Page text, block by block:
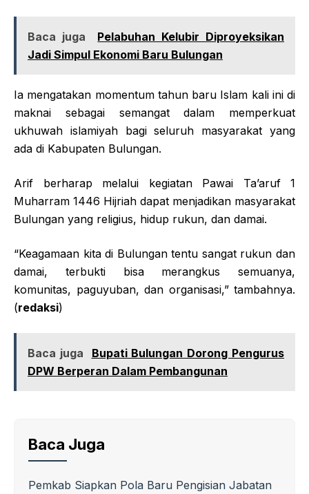
Baca juga
Pelabuhan Kelubir Diproyeksikan
Jadi Simpul Ekonomi Baru Bulungan
Ia mengatakan momentum tahun baru Islam kali ini di
maknai sebagai semangat dalam memperkuat
ukhuwah islamiyah bagi seluruh masyarakat yang
ada di Kabupaten Bulungan.
Arif berharap melalui kegiatan Pawai Ta’aruf 1
Muharram 1446 Hijriah dapat menjadikan masyarakat
Bulungan yang religius, hidup rukun, dan damai.
“Keagamaan kita di Bulungan tentu sangat rukun dan
damai, terbukti bisa merangkus semuanya,
komunitas, paguyuban, dan organisasi,” tambahnya.
(redaksi)
Baca juga
Bupati Bulungan Dorong Pengurus
DPW Berperan Dalam Pembangunan
Baca Juga
Pemkab Siapkan Pola Baru Pengisian Jabatan